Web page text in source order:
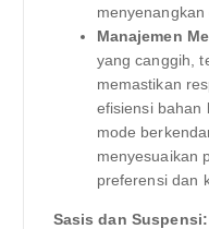
Manajemen
yang canggih,
memastikan
efisiensi bahan
mode
menyesuaikan
preferensi dan
Sasis dan